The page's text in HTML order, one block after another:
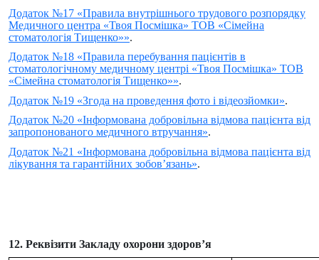
Додаток №17 «Правила внутрішнього трудового розпорядку
Медичного центра «Твоя Посмішка» ТОВ «Сімейна
стоматологія Тищенко»».
Додаток №18 «Правила перебування пацієнтів в
стоматологічному медичному центрі «Твоя Посмішка» ТОВ
«Сімейна стоматологія Тищенко»».
Додаток №19 «Згода на проведення фото і відеозйомки».
Додаток №20 «Інформована добровільна відмова пацієнта від
запропонованого медичного втручання».
Додаток №21 «Інформована добровільна відмова пацієнта від
лікування та гарантійних зобов’язань».
12. Реквізити Закладу охорони здоров’я